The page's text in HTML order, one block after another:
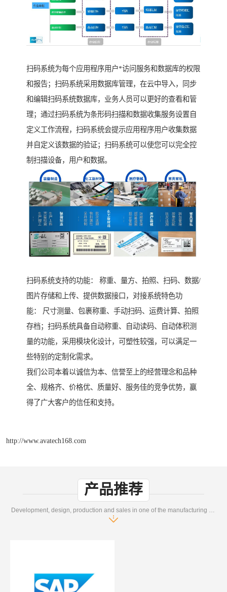
扫码系统为每个应用程序用户*访问服务和数据库的权限
和报告；扫码系统采用数据库管理，在云中导入，同步
和编辑扫码系统数据库，业务人员可以更好的查看和管
理；通过扫码系统为条形码扫描和数据收集服务设置自
定义工作流程，扫码系统会提示应用程序用户收集数据
并自定义该数据的验证；扫码系统可以使您可以完全控
制扫描设备，用户和数据。
扫码系统支持的功能： 称重、量方、拍照、扫码、数据/
图片存储和上传、提供数据接口，对接系统特色功
能： 尺寸测量、包裹称重、手动扫码、运费计算、拍照
存档；扫码系统具备自动称重、自动读码、自动体积测
量的功能，采用模块化设计，可塑性较强，可以满足一
些特别的定制化需求。
我们公司本着以诚信为本、信誉至上的经营理念和品种
全、规格齐、价格优、质量好、服务佳的竞争优势，赢
得了广大客户的信任和支持。
http://www.avatech168.com
产品推荐